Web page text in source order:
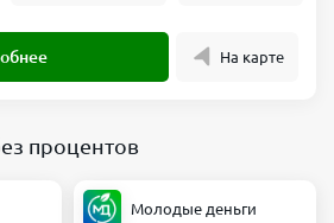
На карте
процентов
Молодые деньги